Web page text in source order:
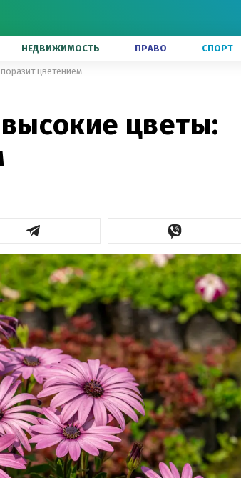
НЕДВИЖИМОСТЬ ПРАВО СПОРТ
цветением
цветы: